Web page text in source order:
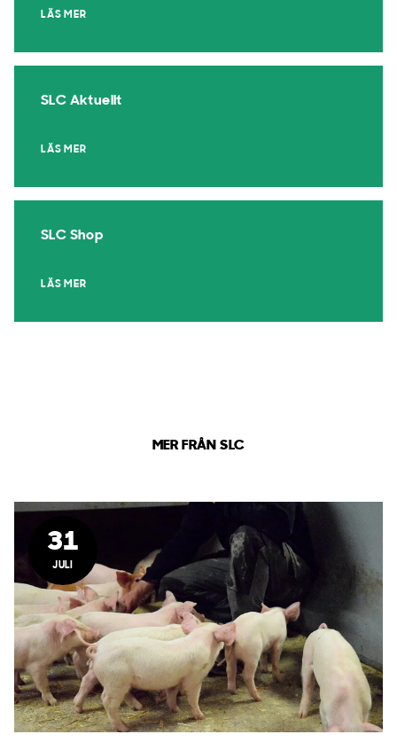
LÄS MER
SLC Aktuellt
LÄS MER
SLC Shop
LÄS MER
MER FRÅN SLC
31
JULI